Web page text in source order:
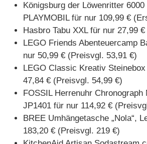
Königsburg der Löwenritter
PLAYMOBIL für nur 109,99 €
Hasbro Tabu XXL für nur 27,99
LEGO Friends Abenteuercamp
nur 50,99 € (Preisvgl. 53,91 €)
LEGO Classic Kreativ
47,84 € (Preisvgl. 54,99 €)
FOSSIL Herrenuhr Chronograph
JP1401 für nur 114,92 €
BREE Umhängetasche „Nola“,
183,20 € (Preisvgl. 219 €)